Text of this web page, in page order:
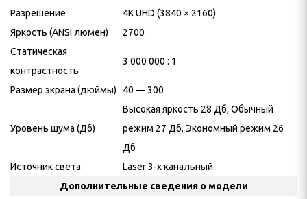
Разрешение
4K UHD (3840 × 2160)
Яркость (ANSI люмен)
2700
Статическая
контрастность
3 000 000 : 1
Размер экрана (дюймы) 40 — 300
Уровень шума (Дб)
Высокая яркость 28 Дб, Обычный
режим 27 Дб, Экономный режим 26
Дб
Источник света
Laser 3-х канальный
Дополнительные сведения о модели